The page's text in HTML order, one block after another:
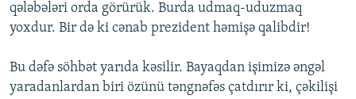
qələbələri orda görürük. Burda udmaq-uduzmaq
yoxdur. Bir də ki cənab prezident həmişə qalibdir!
Bu dəfə söhbət yarıda kəsilir. Bayaqdan işimizə əngəl
yaradanlardan biri özünü təngnəfəs çatdırır ki, çəkilişi